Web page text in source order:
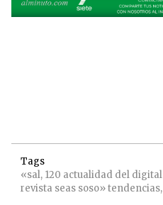
Tags
«sal, 120 actualidad del digital
revista seas soso»tendencias,